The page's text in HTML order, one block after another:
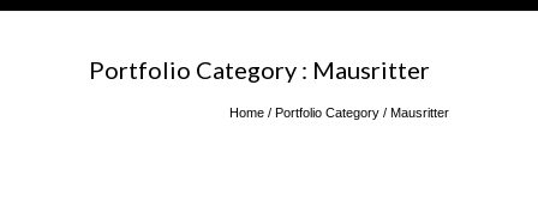
Portfolio Category : Mausritter
Home / Portfolio Category / Mausritter